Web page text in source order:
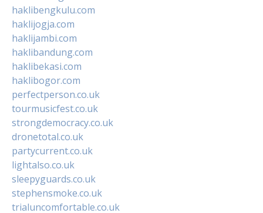
haklibengkulu.com
haklijogja.com
haklijambi.com
haklibandung.com
haklibekasi.com
haklibogor.com
perfectperson.co.uk
tourmusicfest.co.uk
strongdemocracy.co.uk
dronetotal.co.uk
partycurrent.co.uk
lightalso.co.uk
sleepyguards.co.uk
stephensmoke.co.uk
trialuncomfortable.co.uk